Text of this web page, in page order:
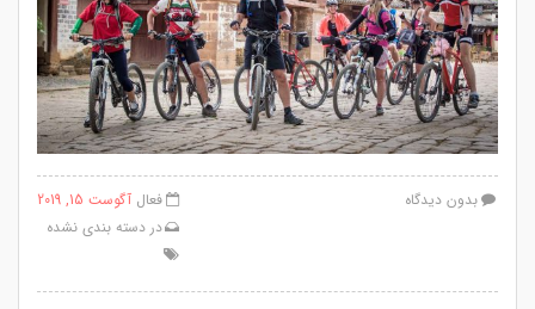
فعال آگوست 15, 2019
در دسته بندی نشده
بدون دیدگاه